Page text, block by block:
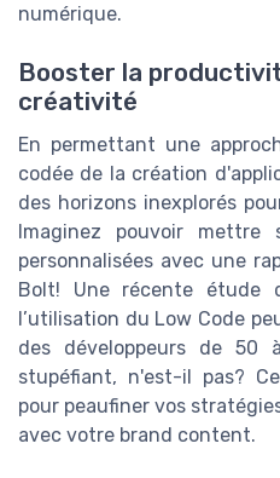
numérique.
Booster la
créativité
En permettant une
codée de la création
des horizons inexplorés
Imaginez pouvoir mettre
personnalisées avec une
Bolt! Une récente étude
l’utilisation du Low Code
des développeurs de
stupéfiant, n'est-il pas?
pour peaufiner vos
avec votre brand content.